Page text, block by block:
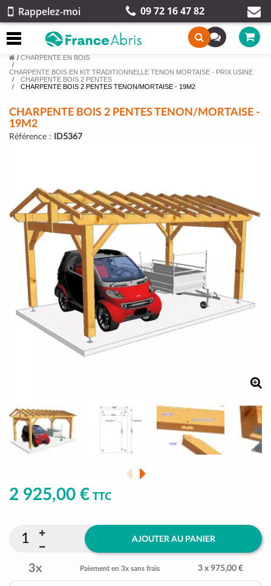
Rappelez-moi 09 72 16 47 82
/ CHARPENTE EN BOIS
CHARPENTE BOIS EN KIT TRADITIONNELLE TENON MORTAISE - PRIX USINE
CHARPENTE BOIS 2 PENTES
CHARPENTE BOIS 2 PENTES TENON/MORTAISE - 19M2
CHARPENTE BOIS 2 PENTES TENON/MORTAISE -
19M2
Référence : ID5367
2 925,00 € TTC
AJOUTER AU PANIER
3x Paiement en 3x sans frais 3 x 975,00 €